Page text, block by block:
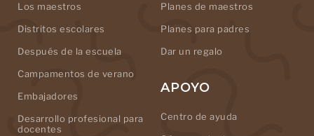
Los maestros
Distritos escolares
Después de la escuela
Campamentos de verano
Embajadores
Desarrollo profesional para
docentes
Planes de maestros
Planes para padres
Dar un regalo
APOYO
Centro de ayuda